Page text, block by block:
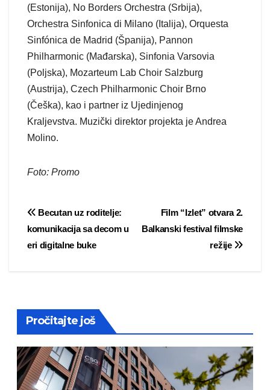
(Estonija), No Borders Orchestra (Srbija),
Orchestra Sinfonica di Milano (Italija), Orquesta
Sinfónica de Madrid (Španija), Pannon
Philharmonic (Mađarska), Sinfonia Varsovia
(Poljska), Mozarteum Lab Choir Salzburg
(Austrija), Czech Philharmonic Choir Brno
(Češka), kao i partner iz Ujedinjenog
Kraljevstva. Muzički direktor projekta je Andrea
Molino.
Foto: Promo
Post
navigation
Film “Izlet” otvara 2.
Balkanski festival filmske
režije
Becutan uz roditelje:
komunikacija sa decom u
eri digitalne buke
Pročitajte još